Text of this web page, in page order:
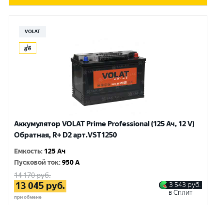
VOLAT
Аккумулятор VOLAT Prime Professional (125 Ач, 12 V)
Обратная, R+ D2 арт.VST1250
Емкость: 125 Ач
Пусковой ток:950 A
14 170руб.
13 045 руб.
при обмене
3 543 руб.
в Сплит